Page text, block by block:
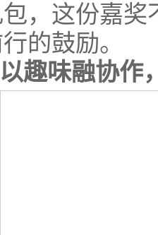
，这份嘉
的鼓励。
趣味融协作